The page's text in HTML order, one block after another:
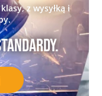
z wysyłką i